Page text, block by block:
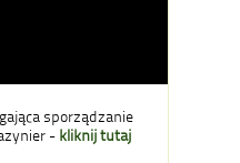
sporządzanie
- kliknij tutaj